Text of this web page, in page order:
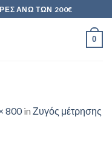
ΆΝΩ ΤΩΝ 200€
0
800in Ζυγός μέτρησης